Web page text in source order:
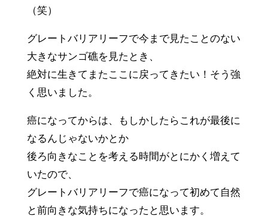
（笑）
グレートバリアリーフで今まで見たことのない
大きなサンゴ礁を見たとき、
絶対に生きてまたここに戻ってきたい！そう強
く思いました。
癌になってからは、もしかしたらこれが最後に
なるんじゃないかとか
後ろ向きなことを考える時間がとにかく増えて
いたので、
グレートバリアリーフで癌になって初めて自然
と前向きな気持ちになったと思います。